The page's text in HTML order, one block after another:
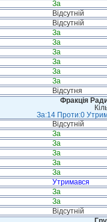
За
Відсутній
Відсутній
За
За
За
За
За
За
Відсутня
Фракція
За:14 Проти:0
Відсутній
За
За
За
За
За
Утримався
За
За
Відсутній